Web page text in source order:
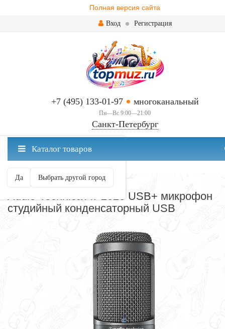
Полная версия сайта
Вход Регистрация
+7 (495) 133-01-97 многоканальный
Пн—Вс 9:00—21:00
Санкт-Петербург
Санкт-Петербург ваш город?
Да Выбрать другой город
Каталог товаров
МИКРОФОНЫ
Audio-Technica AT 2020 USB+ микрофон
студийный конденсаторный USB